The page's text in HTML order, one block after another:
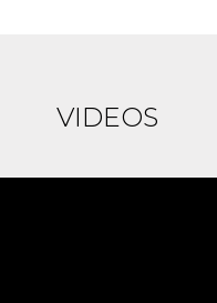
VIDEOS